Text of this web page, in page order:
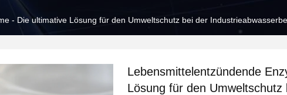
- Die ultimative Lösung für den Umweltschutz bei der
Lebensmittelentzündende
Lösung für den Umweltschutz